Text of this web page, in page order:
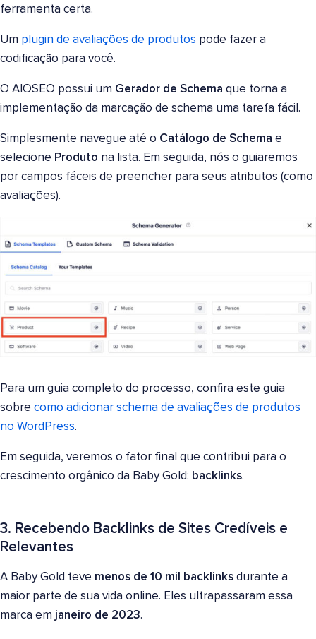
ferramenta certa.
Um plugin de avaliações de produtos pode fazer a
codificação para você.
O AIOSEO possui um Gerador de Schema que torna a
implementação da marcação de schema uma tarefa fácil.
Simplesmente navegue até o Catálogo de Schema e
selecione Produto na lista. Em seguida, nós o guiaremos
por campos fáceis de preencher para seus atributos (como
avaliações).
Para um guia completo do processo, confira este guia
sobre como adicionar schema de avaliações de produtos
no WordPress.
Em seguida, veremos o fator final que contribui para o
crescimento orgânico da Baby Gold: backlinks.
3. Recebendo Backlinks de Sites Credíveis e
Relevantes
A Baby Gold teve menos de 10 mil backlinks durante a
maior parte de sua vida online. Eles ultrapassaram essa
marca em janeiro de 2023.